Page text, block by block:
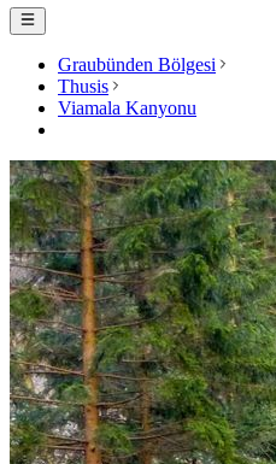
Graubünden Bölgesi
Thusis
Viamala Kanyonu